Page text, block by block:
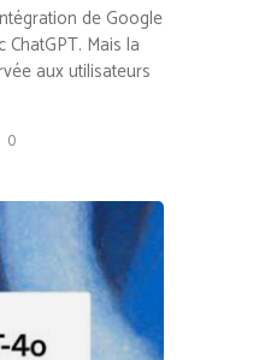
de Google
Mais la
aux utilisateurs
0